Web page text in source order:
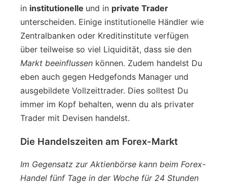
in institutionelle und in private Trader
unterscheiden. Einige institutionelle Händler wie
Zentralbanken oder Kreditinstitute verfügen
über teilweise so viel Liquidität, dass sie den
Markt beeinflussen können. Zudem handelst Du
eben auch gegen Hedgefonds Manager und
ausgebildete Vollzeittrader. Dies solltest Du
immer im Kopf behalten, wenn du als privater
Trader mit Devisen handelst.
Die Handelszeiten am Forex-Markt
Im Gegensatz zur Aktienbörse kann beim Forex-
Handel fünf Tage in der Woche für 24 Stunden